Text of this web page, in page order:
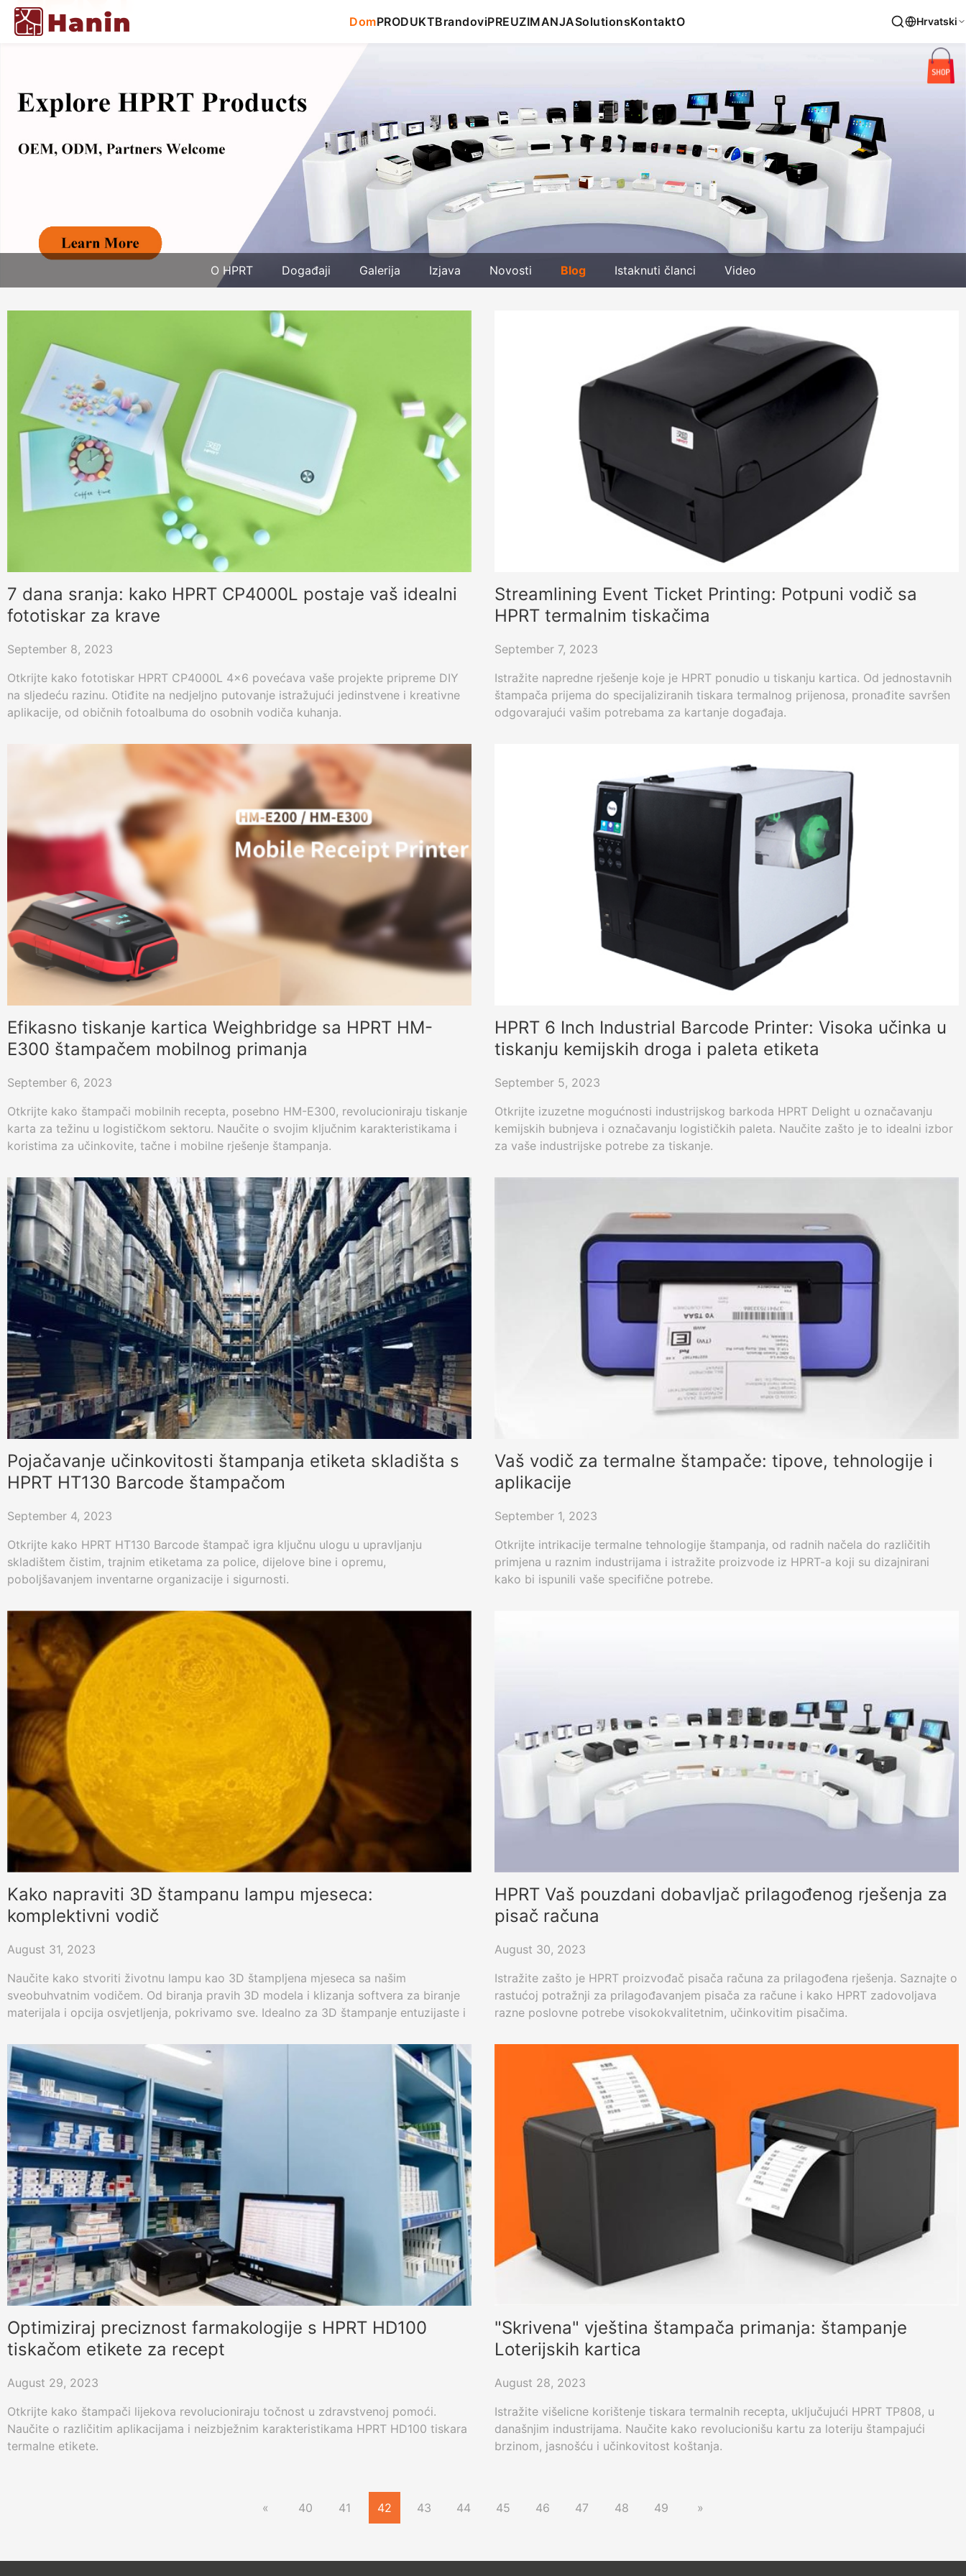
DomPRODUKTBrandoviPREUZIMANJASolutionsKontaktO Hrvatski
O HPRT Događaji Galerija Izjava Novosti Blog Istaknuti članci Video
7 dana sranja: kako HPRT CP4000L postaje vaš idealni
fototiskar za krave
September 8, 2023
Otkrijte kako fototiskar HPRT CP4000L 4x6 povećava vaše projekte pripreme DIY
na sljedeću razinu. Otiđite na nedjeljno putovanje istražujući jedinstvene i kreativne
aplikacije, od običnih fotoalbuma do osobnih vodiča kuhanja.
Streamlining Event Ticket Printing: Potpuni vodič sa
HPRT termalnim tiskačima
September 7, 2023
Istražite napredne rješenje koje je HPRT ponudio u tiskanju kartica. Od jednostavnih
štampača prijema do specijaliziranih tiskara termalnog prijenosa, pronađite savršen
odgovarajući vašim potrebama za kartanje događaja.
Efikasno tiskanje kartica Weighbridge sa HPRT HM-
E300 štampačem mobilnog primanja
September 6, 2023
Otkrijte kako štampači mobilnih recepta, posebno HM-E300, revolucioniraju tiskanje
karta za težinu u logističkom sektoru. Naučite o svojim ključnim karakteristikama i
koristima za učinkovite, tačne i mobilne rješenje štampanja.
HPRT 6 Inch Industrial Barcode Printer: Visoka učinka u
tiskanju kemijskih droga i paleta etiketa
September 5, 2023
Otkrijte izuzetne mogućnosti industrijskog barkoda HPRT Delight u označavanju
kemijskih bubnjeva i označavanju logističkih paleta. Naučite zašto je to idealni izbor
za vaše industrijske potrebe za tiskanje.
Pojačavanje učinkovitosti štampanja etiketa skladišta s
HPRT HT130 Barcode štampačom
September 4, 2023
Otkrijte kako HPRT HT130 Barcode štampač igra ključnu ulogu u upravljanju
skladištem čistim, trajnim etiketama za police, dijelove bine i opremu,
poboljšavanjem inventarne organizacije i sigurnosti.
Vaš vodič za termalne štampače: tipove, tehnologije i
aplikacije
September 1, 2023
Otkrijte intrikacije termalne tehnologije štampanja, od radnih načela do različitih
primjena u raznim industrijama i istražite proizvode iz HPRT-a koji su dizajnirani
kako bi ispunili vaše specifične potrebe.
Kako napraviti 3D štampanu lampu mjeseca:
komplektivni vodič
August 31, 2023
Naučite kako stvoriti životnu lampu kao 3D štampljena mjeseca sa našim
sveobuhvatnim vodičem. Od biranja pravih 3D modela i klizanja softvera za biranje
materijala i opcija osvjetljenja, pokrivamo sve. Idealno za 3D štampanje entuzijaste i
HPRT Vaš pouzdani dobavljač prilagođenog rješenja za
pisač računa
August 30, 2023
Istražite zašto je HPRT proizvođač pisača računa za prilagođena rješenja. Saznajte o
rastućoj potražnji za prilagođavanjem pisača za račune i kako HPRT zadovoljava
razne poslovne potrebe visokokvalitetnim, učinkovitim pisačima.
Optimiziraj preciznost farmakologije s HPRT HD100
tiskačom etikete za recept
August 29, 2023
Otkrijte kako štampači lijekova revolucioniraju točnost u zdravstvenoj pomoći.
Naučite o različitim aplikacijama i neizbježnim karakteristikama HPRT HD100 tiskara
termalne etikete.
"Skrivena" vještina štampača primanja: štampanje
Loterijskih kartica
August 28, 2023
Istražite višelicne korištenje tiskara termalnih recepta, uključujući HPRT TP808, u
današnjim industrijama. Naučite kako revolucionišu kartu za loteriju štampajući
brzinom, jasnošću i učinkovitost koštanja.
« 40 41 42 43 44 45 46 47 48 49 »